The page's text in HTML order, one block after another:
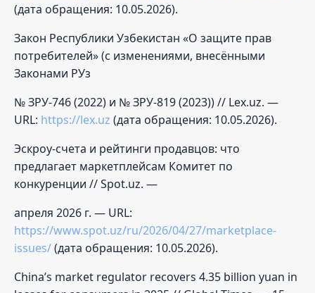
(дата обращения: 10.05.2026).
Закон Республики Узбекистан «О защите прав
потребителей» (с изменениями, внесёнными
Законами РУз
№ ЗРУ-746 (2022) и № ЗРУ-819 (2023)) // Lex.uz. —
URL: https://lex.uz (дата обращения: 10.05.2026).
Эскроу-счета и рейтинги продавцов: что
предлагает маркетплейсам Комитет по
конкуренции // Spot.uz. —
апреля 2026 г. — URL:
https://www.spot.uz/ru/2026/04/27/marketplace-
issues/(дата обращения: 10.05.2026).
China’s market regulator recovers 4.35 billion yuan in